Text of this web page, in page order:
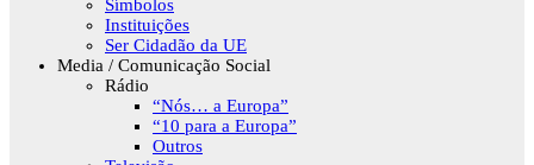
Símbolos
Instituições
Ser Cidadão da UE
Media / Comunicação Social
Rádio
“Nós… a Europa”
“10 para a Europa”
Outros